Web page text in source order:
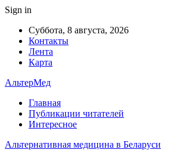
Sign in
Суббота, 8 августа, 2026
Контакты
Лента
Карта
АльтерМед
Главная
Публикации читателей
Интересное
Альтернативная медицина в Беларуси